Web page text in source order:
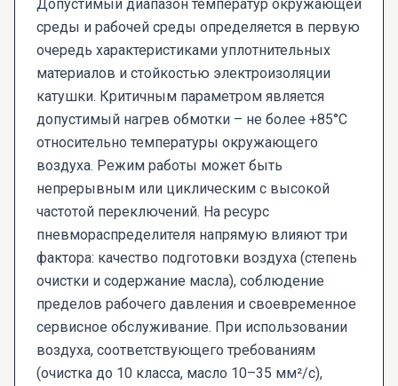
Допустимый диапазон температур окружающей
среды и рабочей среды определяется в первую
очередь характеристиками уплотнительных
материалов и стойкостью электроизоляции
катушки. Критичным параметром является
допустимый нагрев обмотки – не более +85°C
относительно температуры окружающего
воздуха. Режим работы может быть
непрерывным или циклическим с высокой
частотой переключений. На ресурс
пневмораспределителя напрямую влияют три
фактора: качество подготовки воздуха (степень
очистки и содержание масла), соблюдение
пределов рабочего давления и своевременное
сервисное обслуживание. При использовании
воздуха, соответствующего требованиям
(очистка до 10 класса, масло 10–35 мм²/с),